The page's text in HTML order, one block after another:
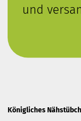
und
Königliches